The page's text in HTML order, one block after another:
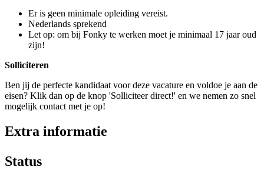
Er is geen minimale opleiding vereist.
Nederlands sprekend
Let op: om bij Fonky te werken moet je minimaal 17 jaar oud
zijn!
Solliciteren
Ben jij de perfecte kandidaat voor deze vacature en voldoe je aan de
eisen? Klik dan op de knop 'Solliciteer direct!' en we nemen zo snel
mogelijk contact met je op!
Extra informatie
Status